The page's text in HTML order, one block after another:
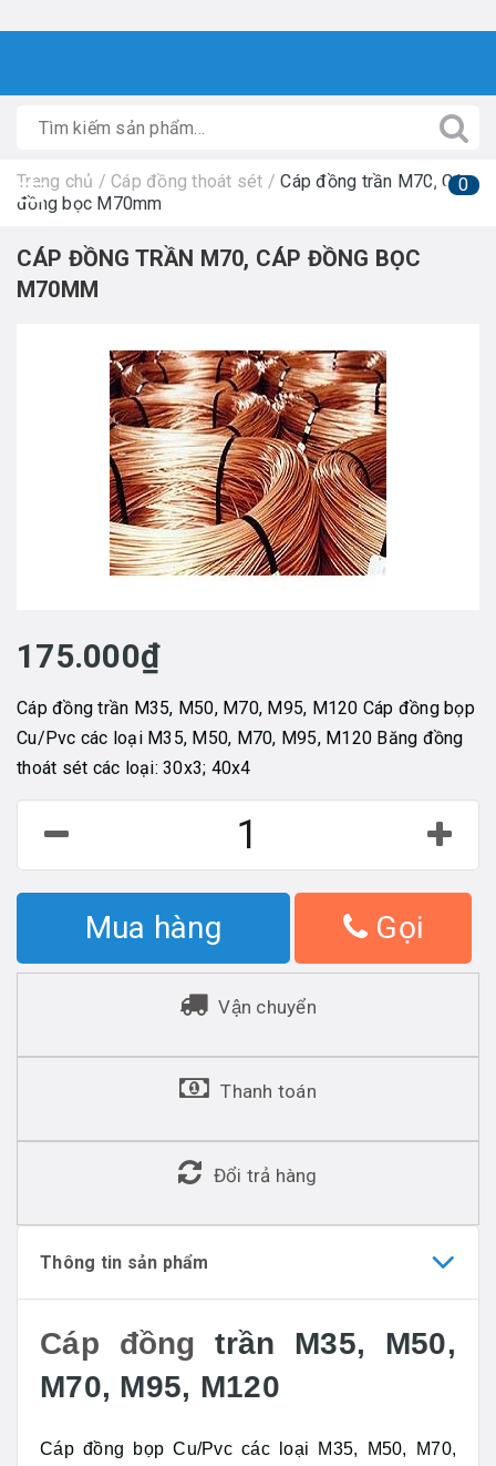
0
Trang chủ / Cáp đồng thoát sét /Cáp đồng trần M70, Cáp
đồng bọc M70mm
CÁP ĐỒNG TRẦN M70, CÁP ĐỒNG BỌC
M70MM
175.000₫
Cáp đồng trần M35, M50, M70, M95, M120 Cáp đồng bọp
Cu/Pvc các loại M35, M50, M70, M95, M120 Băng đồng
thoát sét các loại: 30x3; 40x4
Mua hàng Gọi
Vận chuyển
Thanh toán
Đổi trả hàng
Thông tin sản phẩm
Cáp đồngtrần M35, M50,
M70, M95, M120
Cáp đồng bọp Cu/Pvc các loại M35, M50, M70,